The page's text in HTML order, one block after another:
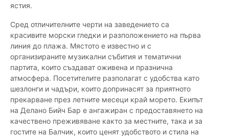
ястия.
Сред отличителните черти на заведението са
красивите морски гледки и разположението на първа
линия до плажа. Мястото е известно и с
организираните музикални събития и тематични
партита, които създават оживена и празнична
атмосфера. Посетителите разполагат с удобства като
шезлонги и чадъри, които допринасят за приятното
прекарване през летните месеци край морето. Екипът
на Делано Бийч Бар е ангажиран с предоставянето на
качествено преживяване както за местните, така и за
гостите на Балчик, които ценят удобството и стила на